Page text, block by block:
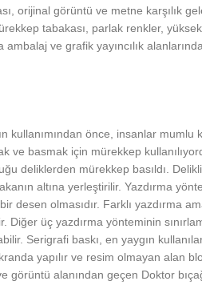
orijinal görüntü ve metne karşılık
tabakası, parlak renkler,
ve grafik yayıncılık
kullanımından önce, insanlar
ve basmak için mürekkep
deliklerden mürekkep basıldı.
altına yerleştirilir. Yazdırma
desen olmasıdır. Farklı yazdırma
Diğer üç yazdırma yönteminin
Serigrafi baskı, en yaygın
yapılır ve resim olmayan alan
görüntü alanından geçen Doktor